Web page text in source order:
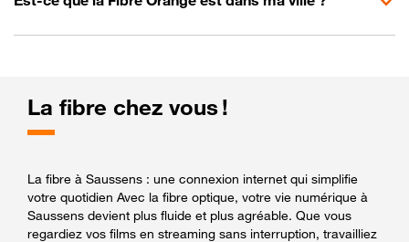
La fibre chez vous !
La fibre à Saussens : une connexion internet qui simplifie
votre quotidien Avec la fibre optique, votre vie numérique à
Saussens devient plus fluide et plus agréable. Que vous
regardiez vos films en streaming sans interruption, travailliez